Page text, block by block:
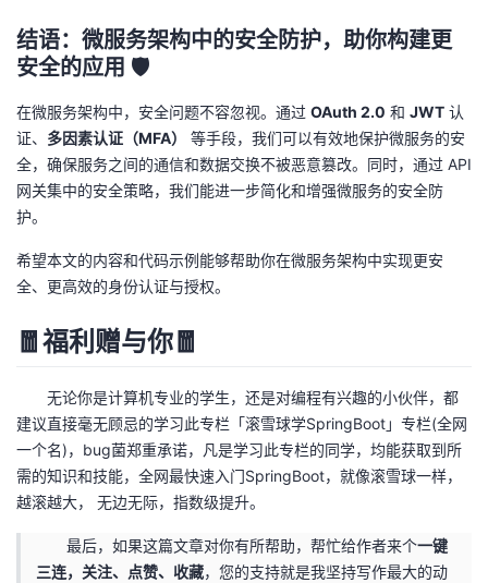
结语：微服务架构中的安全防护，助你构建更
安全的应用 🛡️
在微服务架构中，安全问题不容忽视。通过 OAuth 2.0 和 JWT 认
证、 多因素认证（MFA）
等手段，我们可以有效地保护微服务的安
全，确保服务之间的通信和数据交换不被恶意篡改。同时，通过 API
网关集中的安全策略，我们能进一步简化和增强微服务的安全防
护。
希望本文的内容和代码示例能够帮助你在微服务架构中实现更安
全、更高效的身份认证与授权。
🧧福利赠与你🧧
无论你是计算机专业的学生，还是对编程有兴趣的小伙伴，都
建议直接毫无顾忌的学习此专栏「滚雪球学SpringBoot」专栏(全网
一个名)，bug菌郑重承诺，凡是学习此专栏的同学，均能获取到所
需的知识和技能，全网最快速入门SpringBoot，就像滚雪球一样，
越滚越大， 无边无际，指数级提升。
最后，如果这篇文章对你有所帮助，帮忙给作者来个一键
三连，关注、点赞、收藏，您的支持就是我坚持写作最大的动